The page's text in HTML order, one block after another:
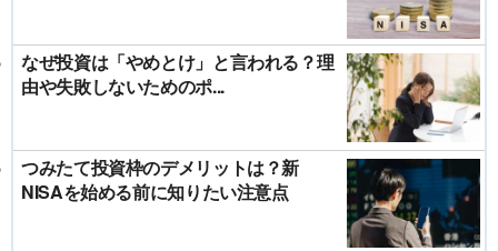
なぜ投資は「やめとけ」と言われる？理
由や失敗しないためのポ...
つみたて投資枠のデメリットは？新
NISAを始める前に知りたい注意点